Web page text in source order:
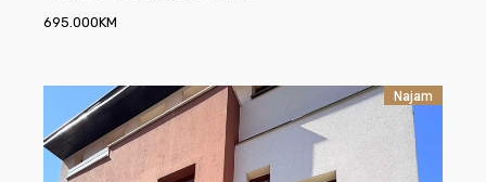
695.000KM
Najam